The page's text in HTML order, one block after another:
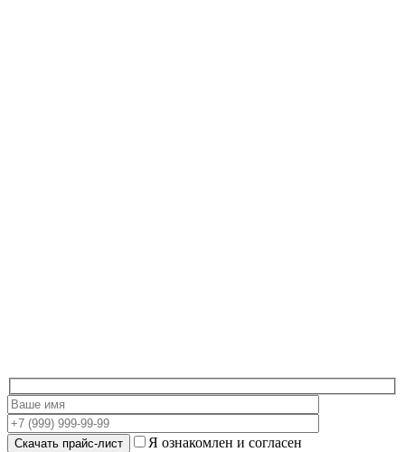
Я ознакомлен и согласен